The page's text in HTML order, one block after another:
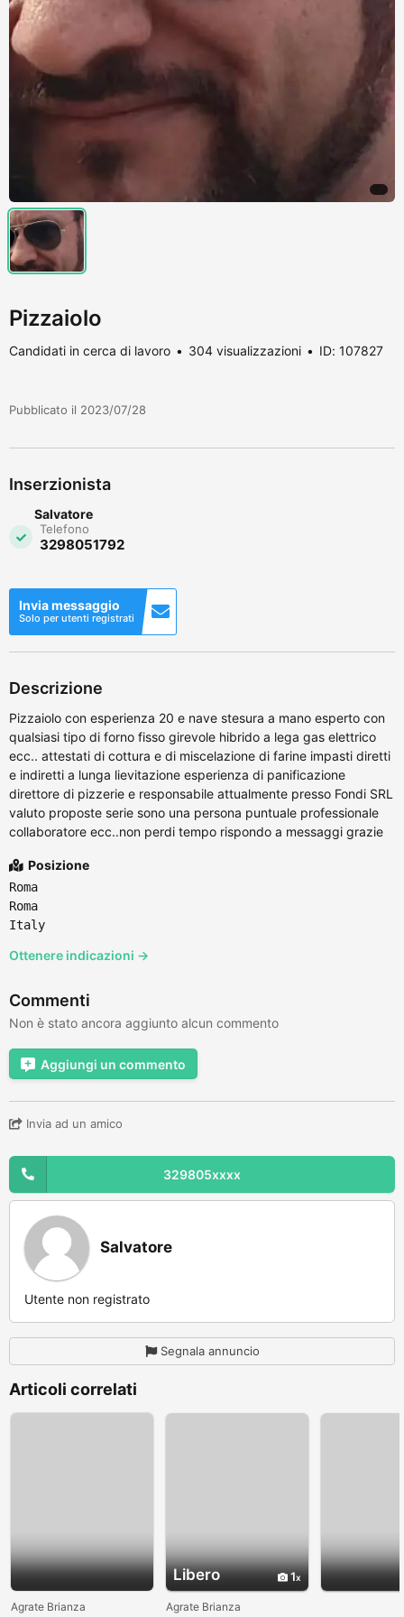
Pizzaiolo
Candidati in cerca di lavoro 304 visualizzazioni ID: 107827
Pubblicato il 2023/07/28
Inserzionista
Salvatore
Telefono
3298051792
Invia messaggio
Solo per utenti registrati
Descrizione
Pizzaiolo con esperienza 20 e nave stesura a mano esperto con
qualsiasi tipo di forno fisso girevole hibrido a lega gas elettrico
ecc.. attestati di cottura e di miscelazione di farine impasti diretti
e indiretti a lunga lievitazione esperienza di panificazione
direttore di pizzerie e responsabile attualmente presso Fondi SRL
valuto proposte serie sono una persona puntuale professionale
collaboratore ecc..non perdi tempo rispondo a messaggi grazie
Posizione
Roma
Roma
Italy
Ottenere indicazioni →
Commenti
Non è stato ancora aggiunto alcun commento
Aggiungi un commento
Invia ad un amico
329805xxxx
Salvatore
Utente non registrato
Segnala annuncio
Articoli correlati
Agrate Brianza
Libero 1
Agrate Brianza